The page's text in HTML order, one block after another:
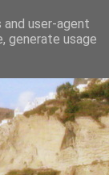
user-agent
generate usage